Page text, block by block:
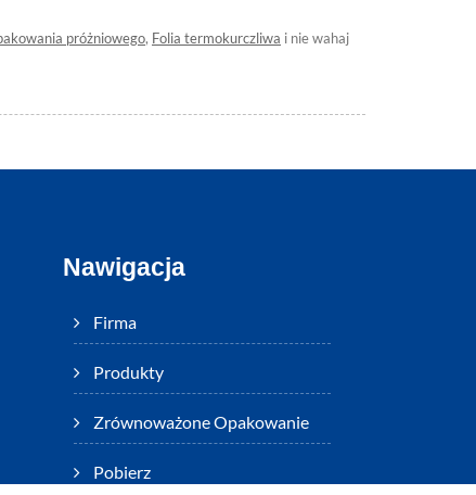
próżniowego, Folia termokurczliwa i nie wahaj
Nawigacja
Firma
Produkty
Zrównoważone Opakowanie
Pobierz